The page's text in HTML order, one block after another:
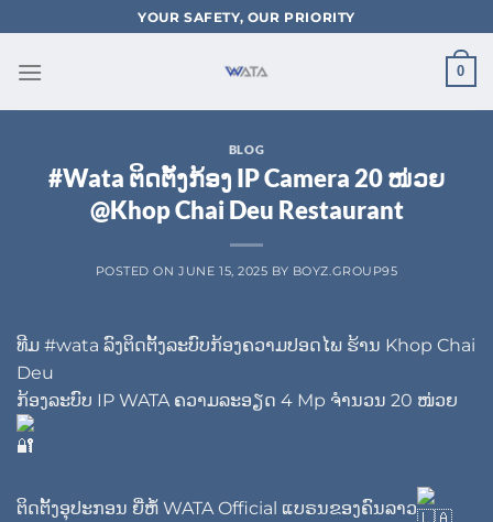
to
content
YOUR SAFETY, OUR PRIORITY
0
BLOG
#Wata ຕິດຕັ້ງກ້ອງ IP Camera 20 ໜ່ວຍ
@Khop Chai Deu Restaurant
POSTED ONJUNE 15, 2025 BY BOYZ.GROUP95
ທີມ #wata ລົງຕິດຕັ້ງລະບົບກ້ອງຄວາມປອດໄພ ຮ້ານ Khop Chai
Deu
ກ້ອງລະບົບ IP WATA ຄວາມລະອຽດ 4 Mp ຈໍານວນ 20 ໜ່ວຍ
ຕິດຕັ້ງອຸປະກອນ ຍີ່ຫໍ້ WATA Official ແບຣນຂອງຄົນລາວ